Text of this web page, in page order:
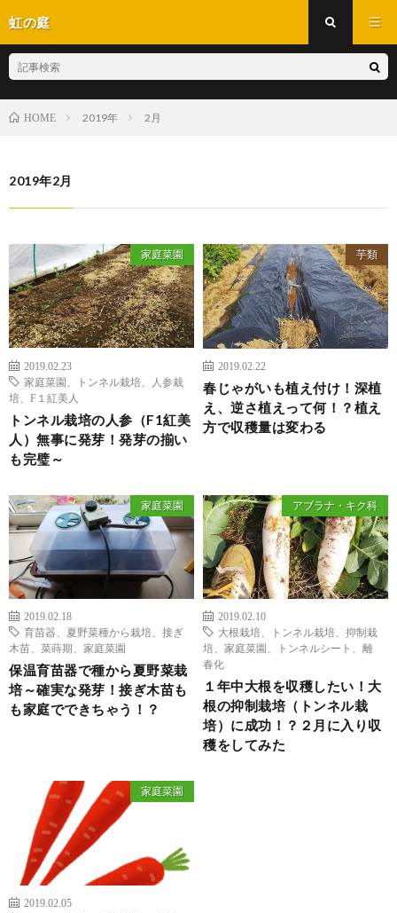
虹の庭
HOME 2019年 2月
2019年2月
家庭菜園
2019.02.23
家庭菜園、トンネル栽培、人参栽
培、F１紅美人
トンネル栽培の人参（F1紅美
人）無事に発芽！発芽の揃い
も完璧～
芋類
2019.02.22
春じゃがいも植え付け！深植
え、逆さ植えって何！？植え
方で収穫量は変わる
家庭菜園
2019.02.18
育苗器、夏野菜種から栽培、接ぎ
木苗、菜蒔期、家庭菜園
保温育苗器で種から夏野菜栽
培～確実な発芽！接ぎ木苗も
も家庭でできちゃう！？
アブラナ・キク科
2019.02.10
大根栽培、トンネル栽培、抑制栽
培、家庭菜園、トンネルシート、離
春化
１年中大根を収穫したい！大
根の抑制栽培（トンネル栽
培）に成功！？２月に入り収
穫をしてみた
家庭菜園
2019.02.05